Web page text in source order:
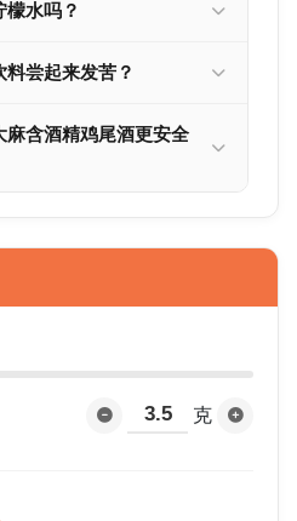
檬水吗？
尝起来发苦？
麻含酒精鸡尾酒更安全
克